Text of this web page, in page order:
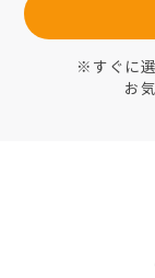
※すぐに
お